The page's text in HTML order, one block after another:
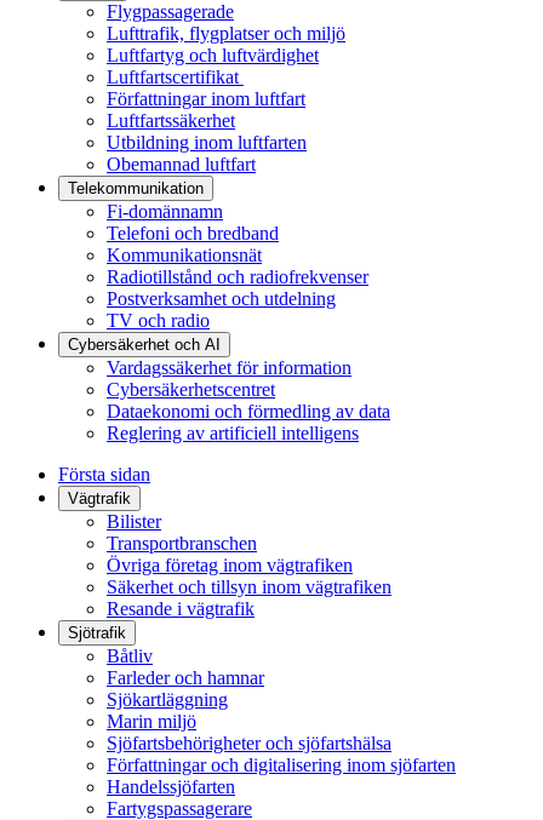
Flygpassagerade
Lufttrafik, flygplatser och miljö
Luftfartyg och luftvärdighet
Luftfartscertifikat
Författningar inom luftfart
Luftfartssäkerhet
Utbildning inom luftfarten
Obemannad luftfart
Telekommunikation
Fi-domännamn
Telefoni och bredband
Kommunikationsnät
Radiotillstånd och radiofrekvenser
Postverksamhet och utdelning
TV och radio
Cybersäkerhet och AI
Vardagssäkerhet för information
Cybersäkerhetscentret
Dataekonomi och förmedling av data
Reglering av artificiell intelligens
Första sidan
Vägtrafik
Bilister
Transportbranschen
Övriga företag inom vägtrafiken
Säkerhet och tillsyn inom vägtrafiken
Resande i vägtrafik
Sjötrafik
Båtliv
Farleder och hamnar
Sjökartläggning
Marin miljö
Sjöfartsbehörigheter och sjöfartshälsa
Författningar och digitalisering inom sjöfarten
Handelssjöfarten
Fartygspassagerare